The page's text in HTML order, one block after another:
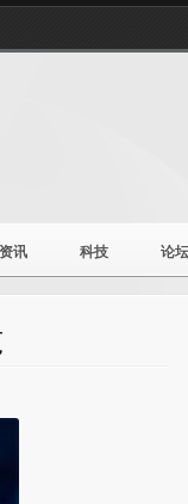
资讯 科技 论坛